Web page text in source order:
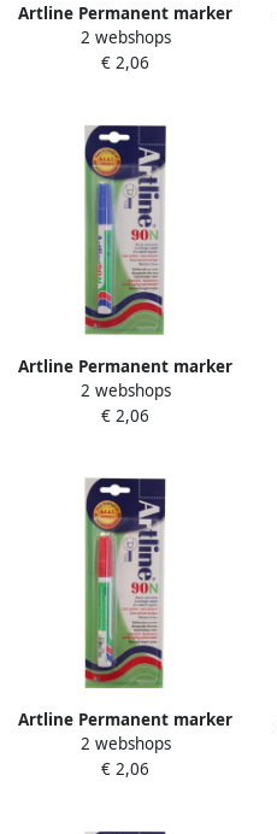
Artline Permanent marker
70 zwart (op blister)
2 webshops
€ 2,06
Artline Permanent marker
90 blauw (op blister)
2 webshops
€ 2,06
Artline Permanent marker
90 rood (op blister)
2 webshops
€ 2,06